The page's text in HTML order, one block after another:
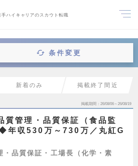
手ハイキャリアのスカウト転職
条件変更
新着のみ 掲載終了間近
掲載期間 26/08/06～26/08/19
質管理・品質保証（食品監
年収530万～730万／丸紅G
・品質保証・工場長（化学・素